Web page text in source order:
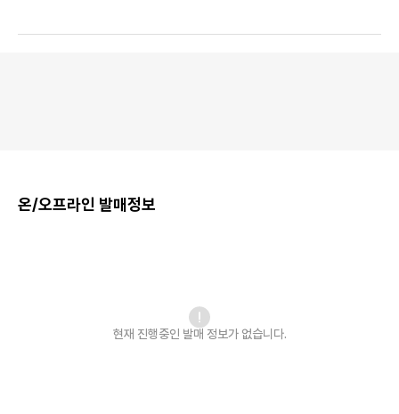
온/오프라인 발매정보
현재 진행중인 발매 정보가 없습니다.